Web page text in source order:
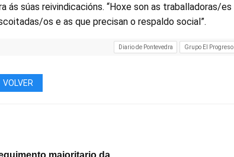
ás súas reivindicacións. “Hoxe son as traballadoras/es
os e as que precisan o respaldo social”.
Diario de Pontevedra Grupo El Progreso
VOLVER
maioritario da